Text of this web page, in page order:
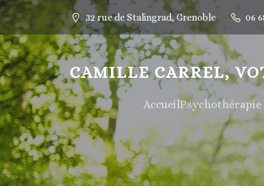
32 rue de Stalingrad, Grenoble 06
CAMILLE CARREL,
AccueilPsychothérapie